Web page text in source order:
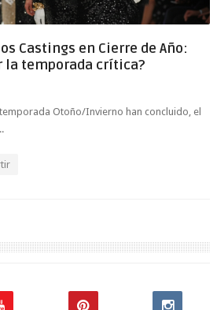
Castings en Cierre de Año:
la temporada crítica?
Otoño/Invierno han concluido, el